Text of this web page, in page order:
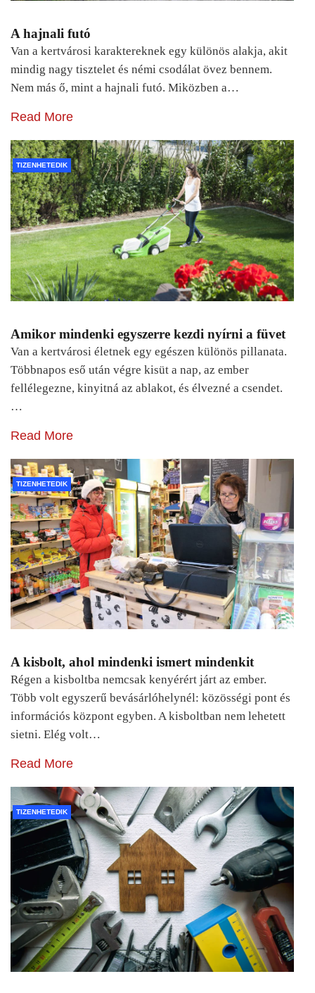
A hajnali futó
Van a kertvárosi karaktereknek egy különös alakja, akit
mindig nagy tisztelet és némi csodálat övez bennem.
Nem más ő, mint a hajnali futó. Miközben a…
Read More
TIZENHETEDIK
Amikor mindenki egyszerre kezdi nyírni a füvet
Van a kertvárosi életnek egy egészen különös pillanata.
Többnapos eső után végre kisüt a nap, az ember
fellélegezne, kinyitná az ablakot, és élvezné a csendet.
…
Read More
TIZENHETEDIK
A kisbolt, ahol mindenki ismert mindenkit
Régen a kisboltba nemcsak kenyérért járt az ember.
Több volt egyszerű bevásárlóhelynél: közösségi pont és
információs központ egyben. A kisboltban nem lehetett
sietni. Elég volt…
Read More
TIZENHETEDIK